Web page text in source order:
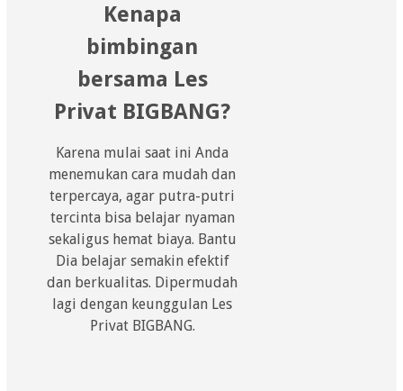
Kenapa
bimbingan
bersama Les
Privat BIGBANG?
Karena mulai saat ini Anda
menemukan cara mudah dan
terpercaya, agar putra-putri
tercinta bisa belajar nyaman
sekaligus hemat biaya. Bantu
Dia belajar semakin efektif
dan berkualitas. Dipermudah
lagi dengan keunggulan Les
Privat BIGBANG.